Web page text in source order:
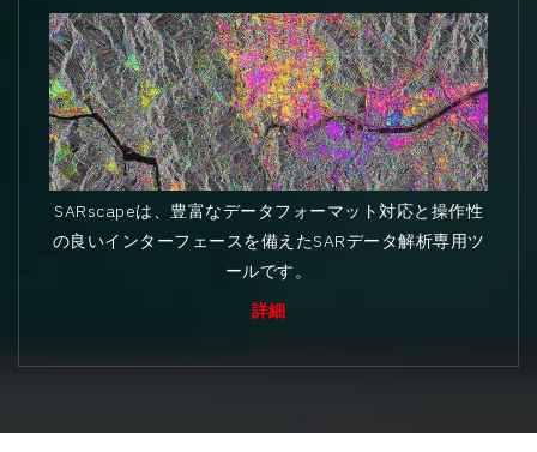
SARscapeは、豊富なデータフォーマット対応と操作性
の良いインターフェースを備えたSARデータ解析専用ツ
ールです。
詳細